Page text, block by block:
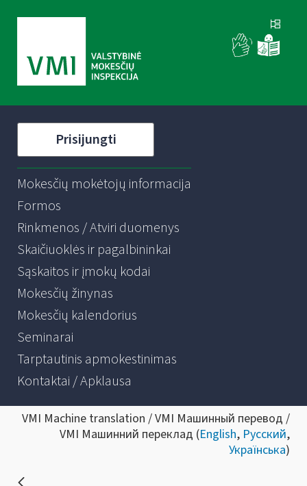
Prisijungti
Mokesčių mokėtojų informacija
Formos
Rinkmenos / Atviri duomenys
Skaičiuoklės ir pagalbininkai
Sąskaitos ir įmokų kodai
Mokesčių žinynas
Mokesčių kalendorius
Seminarai
Tarptautinis apmokestinimas
Kontaktai / Apklausa
VMI Machine translation / VMI Машинный перевод /
VMI Машинний переклад (English, Русский,
Українська)